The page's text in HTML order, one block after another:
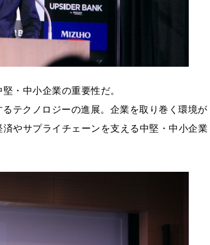
・中小企業の重要性だ。
テクノロジーの進展。企業を取り巻く環境が
やサプライチェーンを支える中堅・中小企業